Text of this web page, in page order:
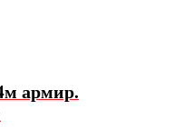
армир.